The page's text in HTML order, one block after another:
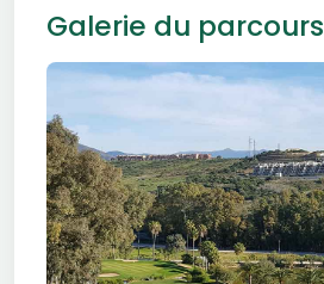
Galerie du parcours